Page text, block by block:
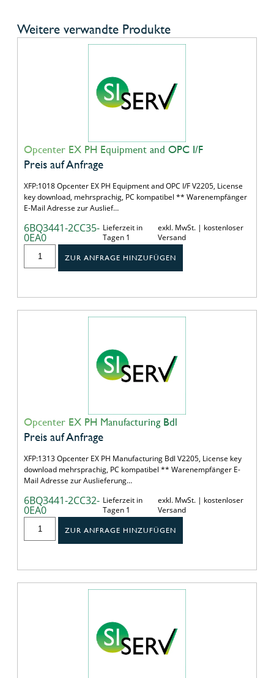
Weitere verwandte Produkte
Opcenter EX PH Equipment and OPC I/F
Preis auf Anfrage
XFP:1018 Opcenter EX PH Equipment and OPC I/F V2205, License
key download, mehrsprachig, PC kompatibel ** Warenempfänger
E-Mail Adresse zur Auslief…
6BQ3441-2CC35-
0EA0
Lieferzeit in
Tagen 1
exkl. MwSt. | kostenloser
Versand
ZUR ANFRAGE HINZUFÜGEN
Opcenter EX PH Manufacturing Bdl
Preis auf Anfrage
XFP:1313 Opcenter EX PH Manufacturing Bdl V2205, License key
download mehrsprachig, PC kompatibel ** Warenempfänger E-
Mail Adresse zur Auslieferung…
6BQ3441-2CC32-
0EA0
Lieferzeit in
Tagen 1
exkl. MwSt. | kostenloser
Versand
ZUR ANFRAGE HINZUFÜGEN